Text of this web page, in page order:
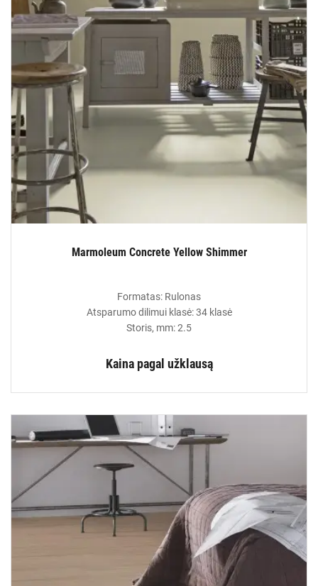
Marmoleum Concrete Yellow Shimmer
Formatas: Rulonas
Atsparumo dilimui klasė: 34 klasė
Storis, mm: 2.5
Kaina pagal užklausą